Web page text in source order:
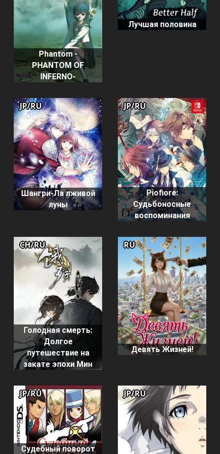
Phantom -
PHANTOM OF
INFERNO-
Лучшая половина
Шангри-Ла лживой
луны
JP/RU
Piofiore:
Судьбоносные
воспоминания
JP/RU
Голодная смерть:
Долгое
путешествие на
закате эпохи Мин
CH/RU
Девять Жизней!
RU
Судебный поворот
JP/RU JP/RU